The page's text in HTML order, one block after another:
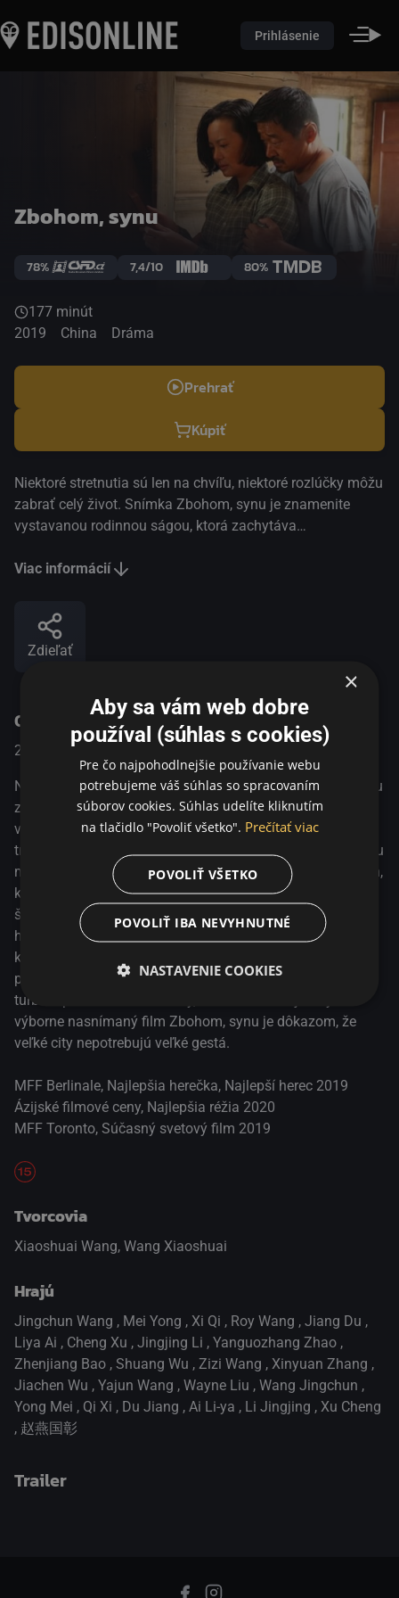
Prihlásenie
Zbohom, synu
78% 7,4/10 80%
177 minút
2019
China Dráma
Prehrať
Kúpiť
Niektoré stretnutia sú len na chvíľu, niektoré rozlúčky môžu
zabrať celý život. Snímka Zbohom, synu je znamenite
vystavanou rodinnou ságou, ktorá zachytáva
manželského páru postihnutého osudovou tragédiou. Film,
štúdiou kultúrnych a politických premien, sleduje svojich
hrdinov v priebehu troch desaťročí – od otrasov čínskej
kultúrnej revolúcie 80. rokov minulého storočia až po
turbokapitalizmu. Neokázalý, mimoriadne dojemný a
výborne nasnímaný film Zbohom, synu je dôkazom, že
veľké city nepotrebujú veľké gestá. MFF Berlinale, Najlepšia
herečka, Najlepší herec 2019 Ázijské filmové ceny,
Najlepšia réžia 2020 MFF Toronto, Súčasný svetový film
2019
Viac informácií
Zdieľať
O programe
2019 China
Niektoré stretnutia sú len na chvíľu, niektoré rozlúčky môžu
zabrať celý život. Snímka Zbohom, synu je znamenite
vystavanou rodinnou ságou, ktorá zachytáva
transformáciu čínskej spoločnosti prostredníctvom príbehu
manželského páru postihnutého osudovou tragédiou. Film,
ktorý je práve tak emotívnou melodrámou ako prenikavou
štúdiou kultúrnych a politických premien, sleduje svojich
hrdinov v priebehu troch desaťročí – od otrasov čínskej
kultúrnej revolúcie 80. rokov minulého storočia až po
problematickú prosperitu súčasného čínskeho
turbokapitalizmu. Neokázalý, mimoriadne dojemný a
výborne nasnímaný film Zbohom, synu je dôkazom, že
veľké city nepotrebujú veľké gestá.
MFF Berlinale, Najlepšia herečka, Najlepší herec 2019
Ázijské filmové ceny, Najlepšia réžia 2020
MFF Toronto, Súčasný svetový film 2019
Tvorcovia
Xiaoshuai Wang, Wang Xiaoshuai
Hrajú
Jingchun Wang , Mei Yong , Xi Qi , Roy Wang , Jiang Du ,
Liya Ai , Cheng Xu , Jingjing Li , Yanguozhang Zhao ,
Zhenjiang Bao , Shuang Wu , Zizi Wang , Xinyuan Zhang ,
Jiachen Wu , Yajun Wang , Wayne Liu , Wang Jingchun ,
Yong Mei , Qi Xi , Du Jiang , Ai Li-ya , Li Jingjing , Xu Cheng
, 赵燕国彰
Trailer
×
Aby sa vám web dobre
používal (súhlas s cookies)
Pre čo najpohodlnejšie používanie webu
potrebujeme váš súhlas so spracovaním
súborov cookies. Súhlas udelíte kliknutím
na tlačidlo "Povoliť všetko". Prečítať viac
POVOLIŤ VŠETKO
POVOLIŤ IBA NEVYHNUTNÉ
NASTAVENIE COOKIES